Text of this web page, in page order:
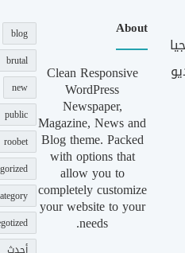
About
Clean Responsive
WordPress
Newspaper,
Magazine, News and
Blog theme. Packed
with options that
allow you to
completely customize
your website to your
needs.
blog
brutal
new
public
roobet